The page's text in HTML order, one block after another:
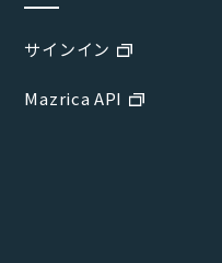
サインイン
Mazrica API